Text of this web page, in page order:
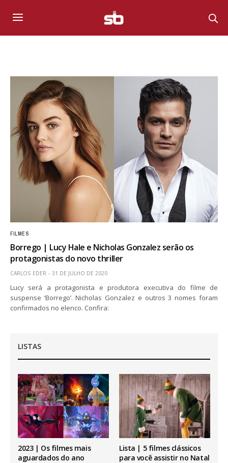
FILMES
Borrego | Lucy Hale e Nicholas Gonzalez serão os
protagonistas do novo thriller
CARLOS EDER 31 DE JULHO DE 2020
Lucy será a protagonista e produtora executiva do filme de
suspense ‘Borrego’. Nicholas Gonzalez e outros 3 nomes foram
confirmados no elenco. Confira:
LISTAS
2023 | Os filmes mais
aguardados do ano
Lista | 5 filmes clássicos
para você assistir no Natal